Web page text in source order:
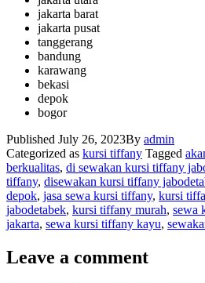
jakarta barat
jakarta pusat
tanggerang
bandung
karawang
bekasi
depok
bogor
Published July 26, 2023By admin
Categorized as kursi tiffany Tagged
berkualitas, di sewakan kursi tiffany
tiffany, disewakan kursi tiffany
depok, jasa sewa kursi tiffany, kursi
jabodetabek, kursi tiffany murah, sewa
jakarta, sewa kursi tiffany kayu,
Leave a comment